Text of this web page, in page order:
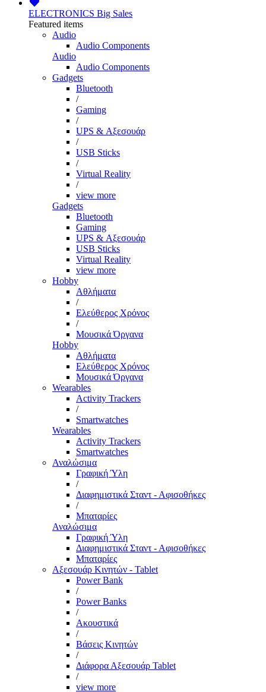
ELECTRONICS Big Sales
Featured items
Audio
Audio Components
Audio
Audio Components
Gadgets
Bluetooth
/
Gaming
/
UPS & Αξεσουάρ
/
USB Sticks
/
Virtual Reality
/
view more
Gadgets
Bluetooth
Gaming
UPS & Αξεσουάρ
USB Sticks
Virtual Reality
view more
Hobby
Αθλήματα
/
Ελεύθερος Χρόνος
/
Μουσικά Όργανα
Hobby
Αθλήματα
Ελεύθερος Χρόνος
Μουσικά Όργανα
Wearables
Activity Trackers
/
Smartwatches
Wearables
Activity Trackers
Smartwatches
Αναλώσιμα
Γραφική Ύλη
/
Διαφημιστικά Σταντ - Αφισοθήκες
/
Μπαταρίες
Αναλώσιμα
Γραφική Ύλη
Διαφημιστικά Σταντ - Αφισοθήκες
Μπαταρίες
Αξεσουάρ Κινητών - Tablet
Power Bank
/
Power Banks
/
Ακουστικά
/
Βάσεις Κινητών
/
Διάφορα Αξεσουάρ Tablet
/
view more